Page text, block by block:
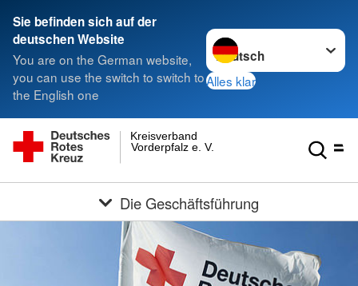
Sie befinden sich auf der
deutschen Website
You are on the German website,
you can use the switch to switch to
the English one
Sprache wechseln zu
Alles klar
Vorderpfalz e. V.
Kreisverband
Die Geschäftsführung